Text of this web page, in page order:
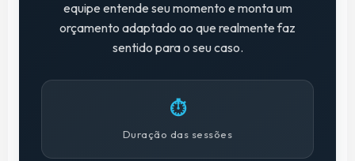
equipe entende seu momento e monta um
orçamento adaptado ao que realmente faz
sentido para o seu caso.
⏱
Duração das sessões